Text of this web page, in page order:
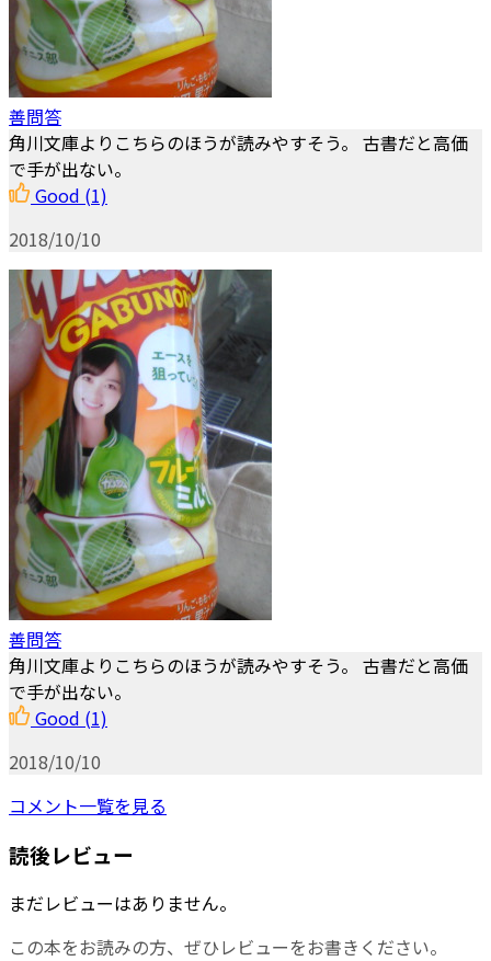
善問答
角川文庫よりこちらのほうが読みやすそう。 古書だと高価
で手が出ない。
Good (1)
2018/10/10
善問答
角川文庫よりこちらのほうが読みやすそう。 古書だと高価
で手が出ない。
Good (1)
2018/10/10
コメント一覧を見る
読後レビュー
まだレビューはありません。
この本をお読みの方、ぜひレビューをお書きください。